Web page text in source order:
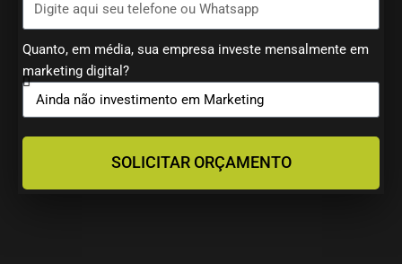
Quanto, em média, sua empresa investe mensalmente em
marketing digital?
SOLICITAR ORÇAMENTO